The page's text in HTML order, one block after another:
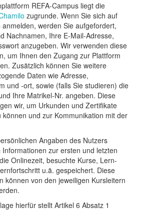
REFA-Campus liegt die
zugrunde. Wenn Sie sich auf
werden Sie aufgefordert,
Nachnamen, Ihre E-Mail-Adresse,
anzugeben. Wir verwenden diese
um Ihnen den Zugang zur Plattform
Zusätzlich können Sie weitere
Daten wie Adresse,
und -ort, sowie (falls Sie studieren) die
Ihre Matrikel-Nr. angeben. Diese
wir, um Urkunden und Zertifikate
können und zur Kommunikation mit der
Angaben des Nutzers
zur ersten und letzten
Onlinezeit, besuchte Kurse, Lern-
u.ä. gespeichert. Diese
können von den jeweiligen Kursleitern
hierfür stellt Artikel 6 Absatz 1